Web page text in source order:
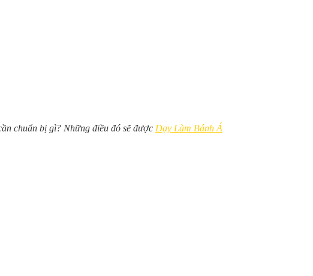
chuẩn bị gì? Những điều đó sẽ được Dạy Làm Bánh Á